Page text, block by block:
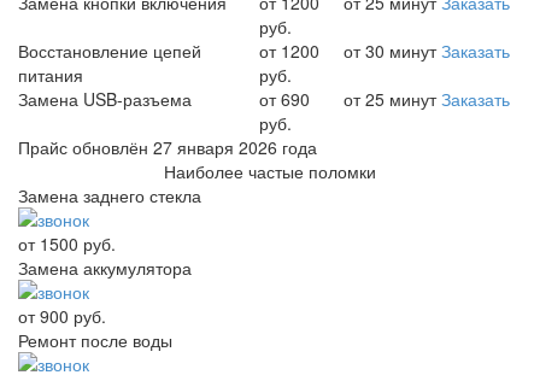
руб.
Восстановление цепей
питания
от 1200
руб.
от 30 минут Заказать
Замена USB-разъема
от 690
руб.
от 25 минут Заказать
Прайс обновлён 27 января 2026 года
Наиболее частые поломки
Замена заднего стекла
от 1500 руб.
Замена аккумулятора
от 900 руб.
Ремонт после воды